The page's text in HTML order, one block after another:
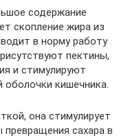
содержание
скопление жира из
в норму работу
пектины,
и стимулируют
оболочки кишечника.
она стимулирует
сахара в